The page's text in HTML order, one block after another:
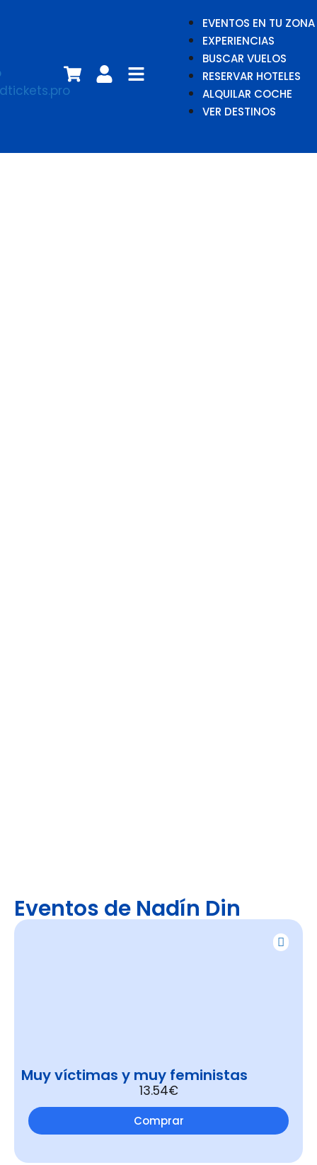
EVENTOS EN TU ZONA
EXPERIENCIAS
BUSCAR VUELOS
RESERVAR HOTELES
ALQUILAR COCHE
VER DESTINOS
Eventos de Nadín Din
Muy víctimas y muy feministas
13.54€
Comprar